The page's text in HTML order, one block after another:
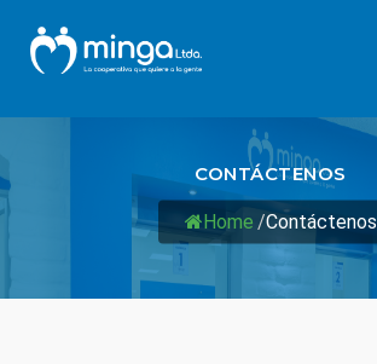
CONTÁCTENOS
Home /Contáctenos